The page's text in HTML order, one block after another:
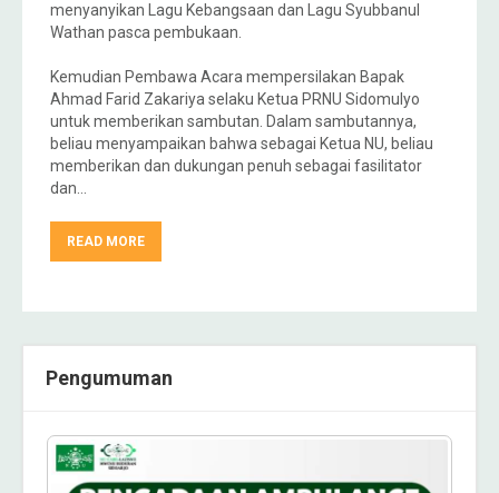
menyanyikan Lagu Kebangsaan dan Lagu Syubbanul
Wathan pasca pembukaan.
Kemudian Pembawa Acara mempersilakan Bapak
Ahmad Farid Zakariya selaku Ketua PRNU Sidomulyo
untuk memberikan sambutan. Dalam sambutannya,
beliau menyampaikan bahwa sebagai Ketua NU, beliau
memberikan dan dukungan penuh sebagai fasilitator
dan…
READ MORE
Pengumuman